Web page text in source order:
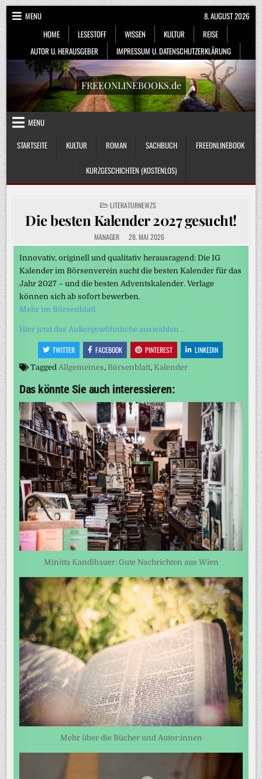
Skip
to
content
MENU
HOME
LESESTOFF WISSEN KULTUR
REISE
AUTOR U. HERAUSGEBER
IMPRESSUM U. DATENSCHUTZERKLÄRUNG
8. AUGUST 2026
FREEONLINEBOOKS.de
MENU
STARTSEITE
KULTUR ROMAN SACHBUCH FREEONLINEBOOK
KURZGESCHICHTEN (KOSTENLOS)
POSTED
IN
LITERATURNEWZS
Die besten Kalender 2027 gesucht!
MANAGER 28. MAI 2026
Innovativ, originell und qualitativ herausragend: Die IG
Kalender im Börsenverein sucht die besten Kalender für das
Jahr 2027 – und die besten Adventskalender. Verlage
können sich ab sofort bewerben.
Mehr im Börsenblatt
Hier jetzt das Außergewöhnliche auswählen …
TWITTER FACEBOOK PINTEREST LINKEDIN
Tagged Allgemeines, Börsenblatt, Kalender
Das könnte Sie auch interessieren:
Minitta Kandlbauer: Gute Nachrichten aus Wien
Mehr über die Bücher und Autor:innen